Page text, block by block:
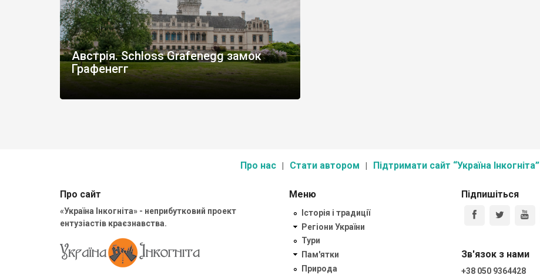
Австрія. Schloss Grafenegg замок
Графенегг
Про нас Стати автором Підтримати сайт “Україна Інкогніта”
Про сайт
«Україна Інкогніта» - неприбутковий проект
ентузіастів краєзнавства.
Меню
Історія і традиції
Регіони України
Тури
Пам'ятки
Природа
Підпишіться
Зв'язок з нами
+38 050 9364428